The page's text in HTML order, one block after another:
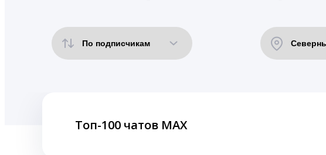
Топ-100 чатов MAX